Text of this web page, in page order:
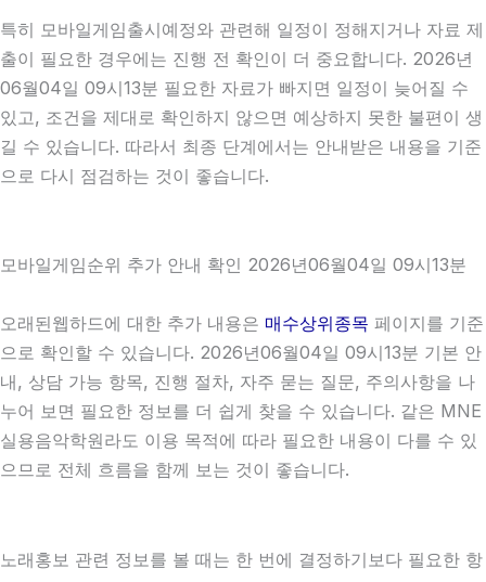
특히 모바일게임출시예정와 관련해 일정이 정해지거나 자료 제
출이 필요한 경우에는 진행 전 확인이 더 중요합니다. 2026년
06월04일 09시13분 필요한 자료가 빠지면 일정이 늦어질 수
있고, 조건을 제대로 확인하지 않으면 예상하지 못한 불편이 생
길 수 있습니다. 따라서 최종 단계에서는 안내받은 내용을 기준
으로 다시 점검하는 것이 좋습니다.
모바일게임순위 추가 안내 확인 2026년06월04일 09시13분
오래된웹하드에 대한 추가 내용은 매수상위종목 페이지를 기준
으로 확인할 수 있습니다. 2026년06월04일 09시13분 기본 안
내, 상담 가능 항목, 진행 절차, 자주 묻는 질문, 주의사항을 나
누어 보면 필요한 정보를 더 쉽게 찾을 수 있습니다. 같은 MNE
실용음악학원라도 이용 목적에 따라 필요한 내용이 다를 수 있
으므로 전체 흐름을 함께 보는 것이 좋습니다.
노래홍보 관련 정보를 볼 때는 한 번에 결정하기보다 필요한 항